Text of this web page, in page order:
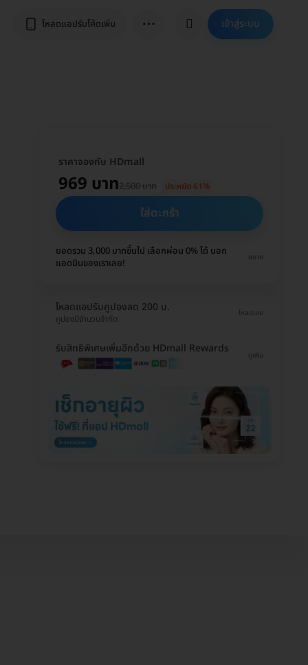
โหลดแอปรับโค้ดเพิ่ม ⋯ เข้าสู่ระบบ
ราคาจองกับ HDmall
969 บาท2,500 บาท ประหยัด 61%
ใส่ตะกร้า
ยอดรวม 3,000 บาทขึ้นไป เลือกผ่อน 0% ได้ บอก
แอดมินของเราเลย!
ขยาย
โหลดแอปรับคูปองลด 200 บ.
คูปองมีจำนวนจำกัด
โหลดเลย
รับสิทธิพิเศษเพิ่มอีกด้วย HDmall Rewards
ดูเพิ่ม